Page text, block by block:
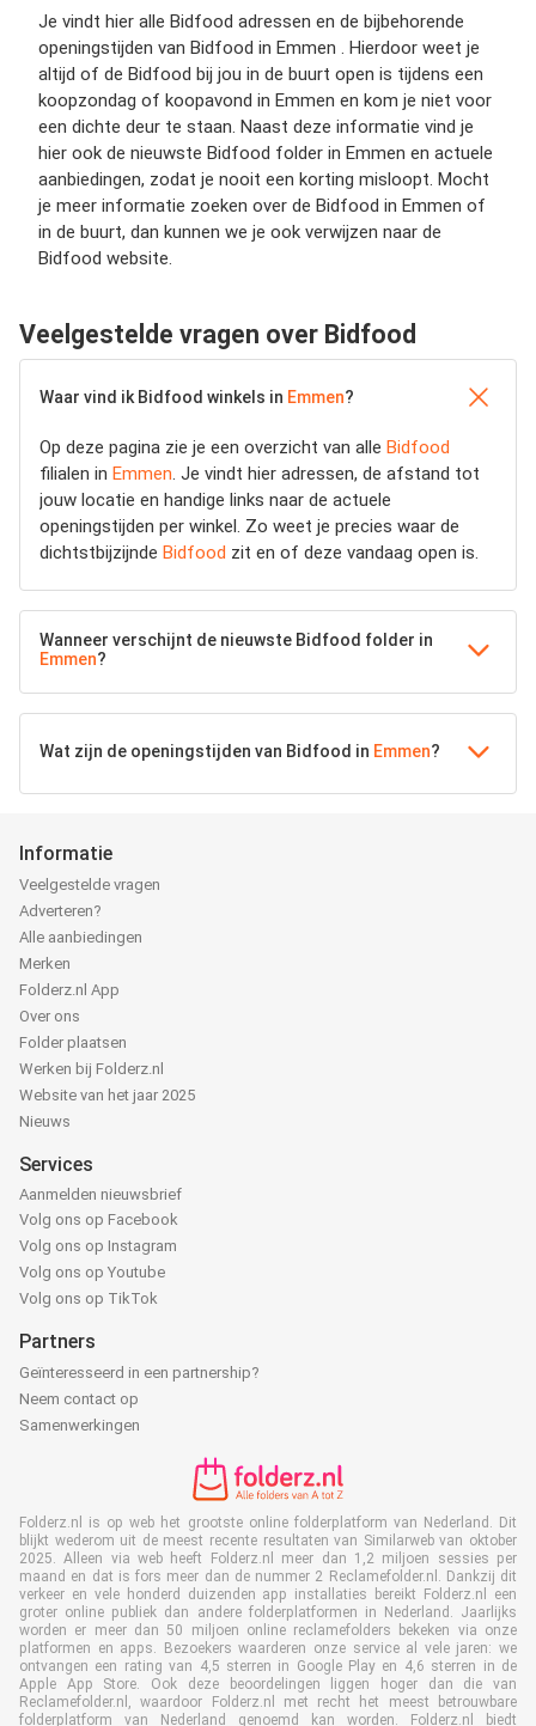
Je vindt hier alle Bidfood adressen en de bijbehorende
openingstijden van Bidfood in Emmen . Hierdoor weet je
altijd of de Bidfood bij jou in de buurt open is tijdens een
koopzondag of koopavond in Emmen en kom je niet voor
een dichte deur te staan. Naast deze informatie vind je
hier ook de nieuwste Bidfood folder in Emmen en actuele
aanbiedingen, zodat je nooit een korting misloopt. Mocht
je meer informatie zoeken over de Bidfood in Emmen of
in de buurt, dan kunnen we je ook verwijzen naar de
Bidfood website.
Veelgestelde vragen over Bidfood
Waar vind ik Bidfood winkels in Emmen?
Op deze pagina zie je een overzicht van alle Bidfood
filialen in Emmen. Je vindt hier adressen, de afstand tot
jouw locatie en handige links naar de actuele
openingstijden per winkel. Zo weet je precies waar de
dichtstbijzijnde Bidfood zit en of deze vandaag open is.
Wanneer verschijnt de nieuwste Bidfood folder in
Emmen?
Wat zijn de openingstijden van Bidfood in Emmen?
Informatie
Veelgestelde vragen
Adverteren?
Alle aanbiedingen
Merken
Folderz.nl App
Over ons
Folder plaatsen
Werken bij Folderz.nl
Website van het jaar 2025
Nieuws
Services
Aanmelden nieuwsbrief
Volg ons op Facebook
Volg ons op Instagram
Volg ons op Youtube
Volg ons op TikTok
Partners
Geïnteresseerd in een partnership?
Neem contact op
Samenwerkingen
Folderz.nl is op web het grootste online folderplatform van Nederland. Dit
blijkt wederom uit de meest recente resultaten van Similarweb van oktober
2025. Alleen via web heeft Folderz.nl meer dan 1,2 miljoen sessies per
maand en dat is fors meer dan de nummer 2 Reclamefolder.nl. Dankzij dit
verkeer en vele honderd duizenden app installaties bereikt Folderz.nl een
groter online publiek dan andere folderplatformen in Nederland. Jaarlijks
worden er meer dan 50 miljoen online reclamefolders bekeken via onze
platformen en apps. Bezoekers waarderen onze service al vele jaren: we
ontvangen een rating van 4,5 sterren in Google Play en 4,6 sterren in de
Apple App Store. Ook deze beoordelingen liggen hoger dan die van
Reclamefolder.nl, waardoor Folderz.nl met recht het meest betrouwbare
folderplatform van Nederland genoemd kan worden. Folderz.nl biedt